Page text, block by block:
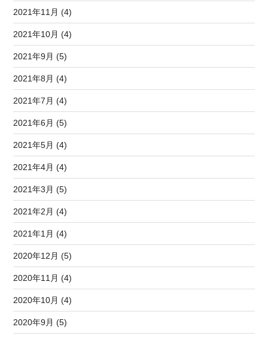
2021年11月 (4)
2021年10月 (4)
2021年9月 (5)
2021年8月 (4)
2021年7月 (4)
2021年6月 (5)
2021年5月 (4)
2021年4月 (4)
2021年3月 (5)
2021年2月 (4)
2021年1月 (4)
2020年12月 (5)
2020年11月 (4)
2020年10月 (4)
2020年9月 (5)